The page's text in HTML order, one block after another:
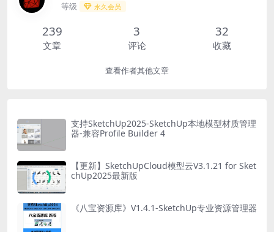
等级 永久会员
239
文章
3
评论
32
收藏
查看作者其他文章
支持SketchUp2025-SketchUp本地模型材质管理
器-兼容Profile Builder 4
【更新】SketchUpCloud模型云V3.1.21 for Sket
chUp2025最新版
《八宝资源库》V1.4.1-SketchUp专业资源管理器